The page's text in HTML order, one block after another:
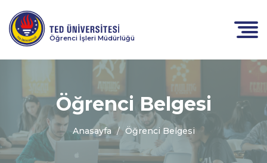
Öğrenci İşleri Müdürlüğü
Öğrenci Belgesi
Anasayfa Öğrenci Belgesi